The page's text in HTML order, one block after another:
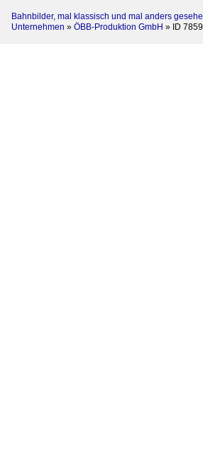
Bahnbilder, mal klassisch und mal anders
Unternehmen » ÖBB-Produktion GmbH » ID